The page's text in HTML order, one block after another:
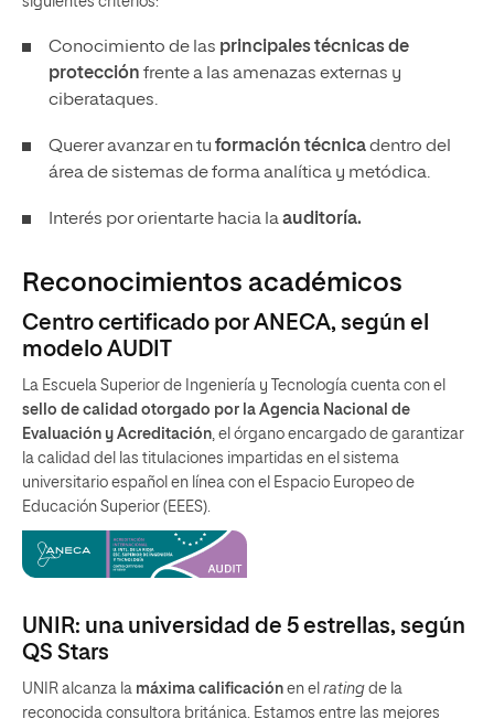
Conocimiento de las principales técnicas de
protección frente a las amenazas externas y
ciberataques.
Querer avanzar en tu formación técnicadentro del
área de sistemas de forma analítica y metódica.
Interés por orientarte hacia laauditoría.
Reconocimientos académicos
Centro certificado por ANECA, según el
modelo AUDIT
La Escuela Superior de Ingeniería y Tecnología cuenta con el
sello de calidad otorgado por la Agencia Nacional de
Evaluación y Acreditación, el órgano encargado de garantizar
la calidad del las titulaciones impartidas en el sistema
universitario español en línea con el Espacio Europeo de
Educación Superior (EEES).
UNIR: una universidad de 5 estrellas, según
QS Stars
UNIR alcanza la máxima calificación en el rating de la
reconocida consultora británica. Estamos entre las mejores